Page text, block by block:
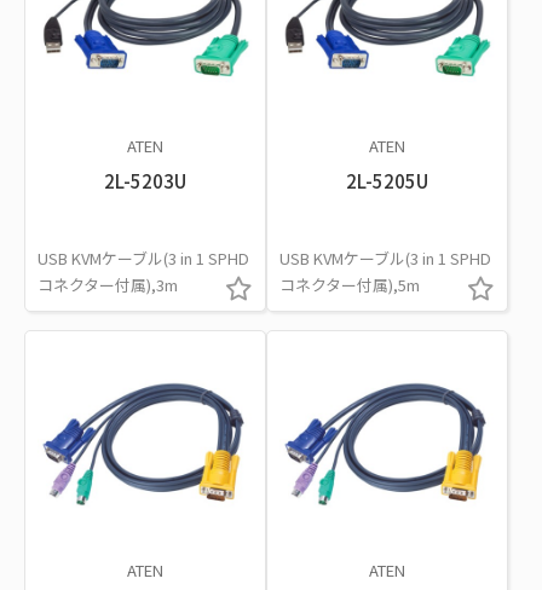
ATEN
2L-5203U
USB KVMケーブル(3 in 1 SPHD
コネクター付属),3m
ATEN
2L-5205U
USB KVMケーブル(3 in 1 SPHD
コネクター付属),5m
ATEN ATEN